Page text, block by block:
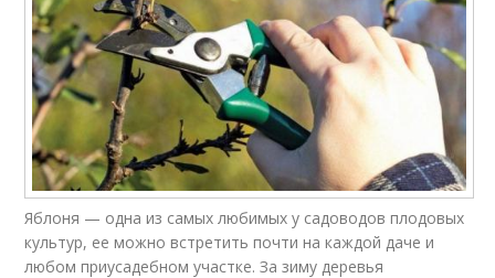
Яблоня — одна из самых любимых у садоводов плодовых
культур, ее можно встретить почти на каждой даче и
любом приусадебном участке. За зиму деревья